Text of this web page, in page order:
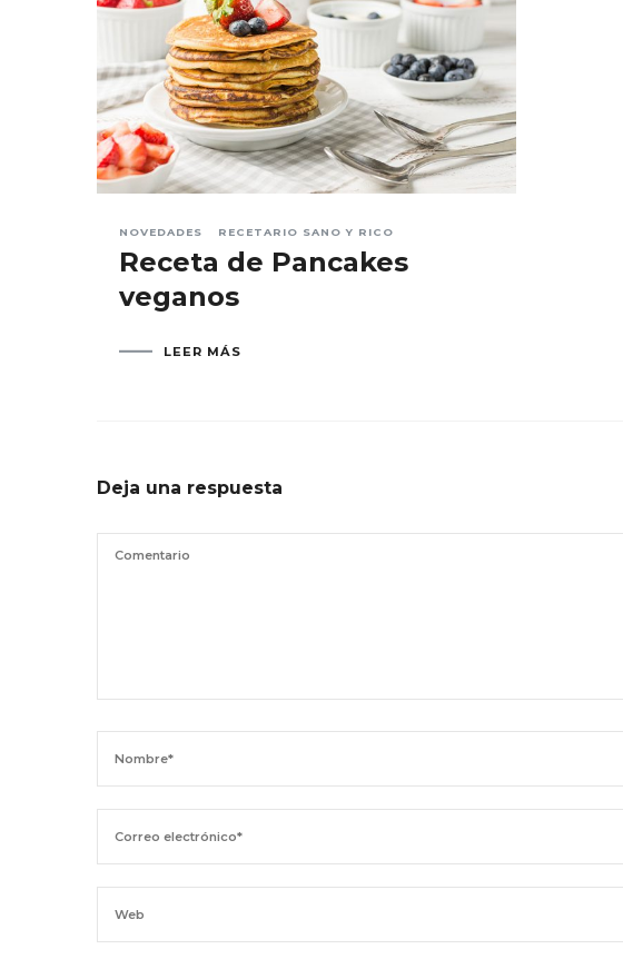
NOVEDADES RECETARIO SANO Y RICO
Receta de Pancakes
veganos
LEER MÁS
Deja una respuesta